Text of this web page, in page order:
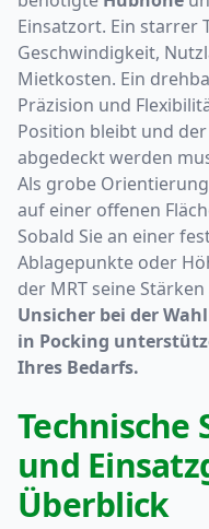
Einsatzort. Ein starrer
Geschwindigkeit,
Mietkosten. Ein
Präzision und
Position bleibt und
abgedeckt werden
Als grobe
auf einer offenen
Sobald Sie an einer
Ablagepunkte oder
der MRT seine Stärken
Unsicher bei der
in Pocking
Ihres Bedarfs.
Technische
und
Überblick